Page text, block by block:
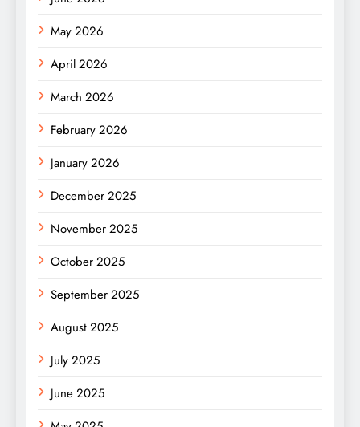
May 2026
April 2026
March 2026
February 2026
January 2026
December 2025
November 2025
October 2025
September 2025
August 2025
July 2025
June 2025